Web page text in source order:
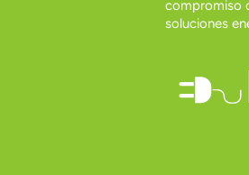
compromiso
soluciones